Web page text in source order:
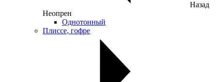
Назад
Неопрен
Однотонный
Плиссе, гофре